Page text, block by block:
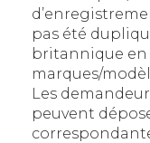
pas été
britannique en
marques/
Les
peuvent